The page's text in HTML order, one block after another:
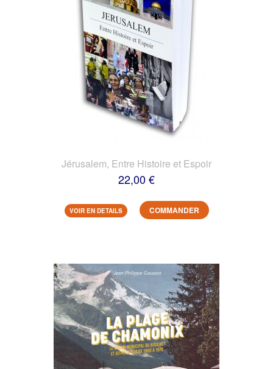
Jérusalem, Entre Histoire et Espoir
22,00 €
VOIR EN DETAILS COMMANDER